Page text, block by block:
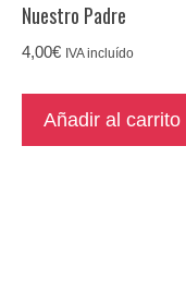
Nuestro Padre
4,00€ IVA incluído
Añadir al carrito